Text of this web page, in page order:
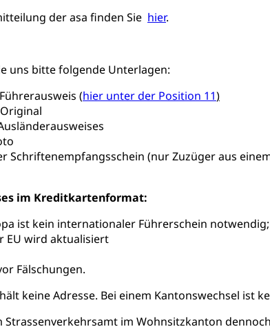
der asa finden Sie hier.
uns bitte folgende Unterlagen:
(hier unter der Position 11)
Schriftenempfangsschein (nur Zuzüger aus
im Kreditkartenformat:
ist kein internationaler Führerschein notwendig;
EU wird aktualisiert
Fälschungen.
keine Adresse. Bei einem Kantonswechsel ist
im Wohnsitzkanton